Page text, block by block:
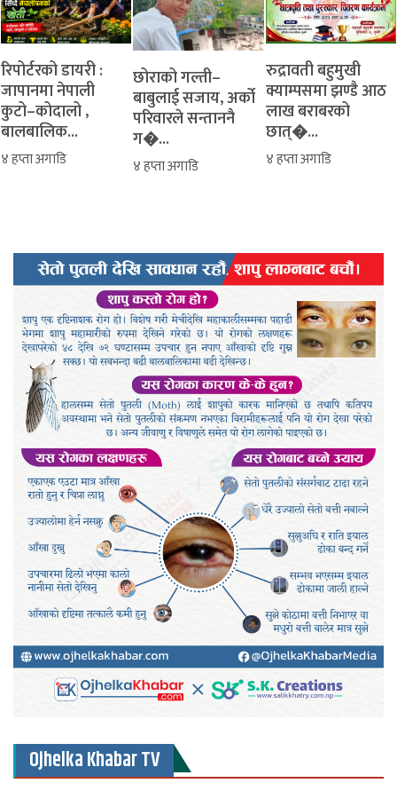
रिपोर्टरको डायरी :
जापानमा नेपाली
कुटो–कोदालो ,
बालबालिक...
४ हप्ता अगाडि
‎​छोराको गल्ती–
बाबुलाई सजाय, अर्को
परिवारले सन्ताननै
ग�...
४ हप्ता अगाडि
रुद्रावती बहुमुखी
क्याम्पसमा झण्डै आठ
लाख बराबरको
छात्�...
४ हप्ता अगाडि
Ojhelka Khabar TV